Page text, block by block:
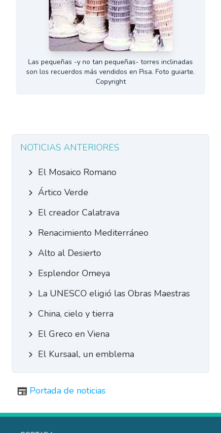
Las pequeñas -y no tan pequeñas- torres inclinadas
son los recuerdos más vendidos en Pisa. Foto guiarte.
Copyright
NOTICIAS ANTERIORES
El Mosaico Romano
Ártico Verde
El creador Calatrava
Renacimiento Mediterráneo
Alto al Desierto
Esplendor Omeya
La UNESCO eligió las Obras Maestras
China, cielo y tierra
El Greco en Viena
El Kursaal, un emblema
Portada de noticias